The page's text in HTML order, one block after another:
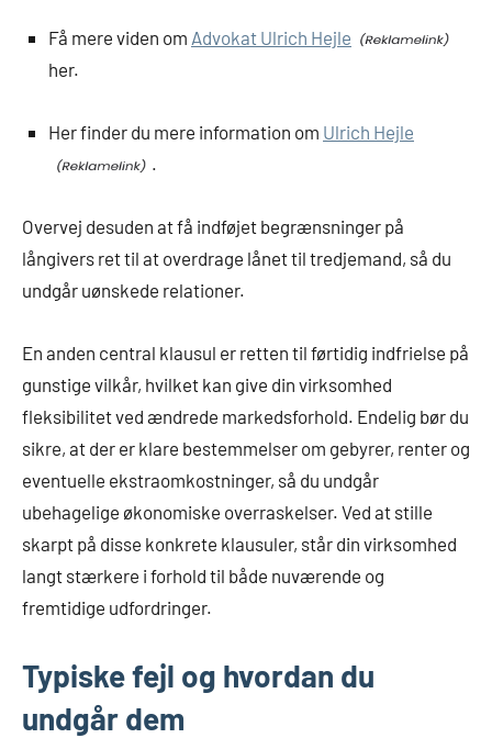
Få mere viden om Advokat Ulrich Hejle
her.
Her finder du mere information om Ulrich Hejle
.
Overvej desuden at få indføjet begrænsninger på
långivers ret til at overdrage lånet til tredjemand, så du
undgår uønskede relationer.
En anden central klausul er retten til førtidig indfrielse på
gunstige vilkår, hvilket kan give din virksomhed
fleksibilitet ved ændrede markedsforhold. Endelig bør du
sikre, at der er klare bestemmelser om gebyrer, renter og
eventuelle ekstraomkostninger, så du undgår
ubehagelige økonomiske overraskelser. Ved at stille
skarpt på disse konkrete klausuler, står din virksomhed
langt stærkere i forhold til både nuværende og
fremtidige udfordringer.
Typiske fejl og hvordan du
undgår dem